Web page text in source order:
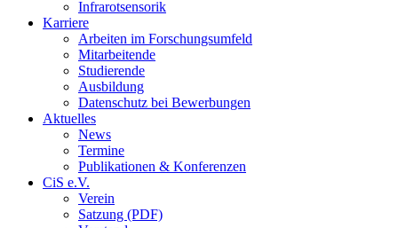
Infrarotsensorik
Karriere
Arbeiten im Forschungsumfeld
Mitarbeitende
Studierende
Ausbildung
Datenschutz bei Bewerbungen
Aktuelles
News
Termine
Publikationen & Konferenzen
CiS e.V.
Verein
Satzung (PDF)